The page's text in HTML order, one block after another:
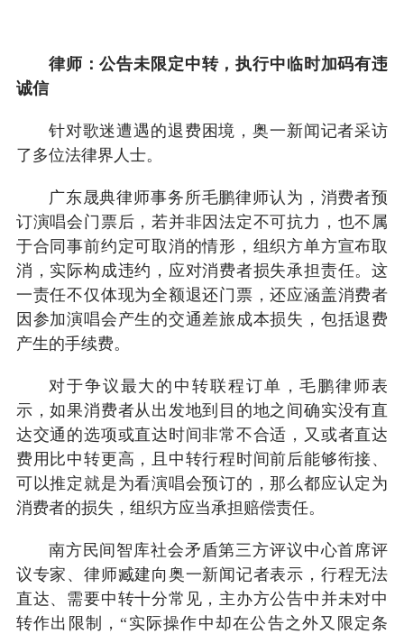
律师：公告未限定中转，执行中临时加码有违
诚信
针对歌迷遭遇的退费困境，奥一新闻记者采访
了多位法律界人士。
广东晟典律师事务所毛鹏律师认为，消费者预
订演唱会门票后，若并非因法定不可抗力，也不属
于合同事前约定可取消的情形，组织方单方宣布取
消，实际构成违约，应对消费者损失承担责任。这
一责任不仅体现为全额退还门票，还应涵盖消费者
因参加演唱会产生的交通差旅成本损失，包括退费
产生的手续费。
对于争议最大的中转联程订单，毛鹏律师表
示，如果消费者从出发地到目的地之间确实没有直
达交通的选项或直达时间非常不合适，又或者直达
费用比中转更高，且中转行程时间前后能够衔接、
可以推定就是为看演唱会预订的，那么都应认定为
消费者的损失，组织方应当承担赔偿责任。
南方民间智库社会矛盾第三方评议中心首席评
议专家、律师臧建向奥一新闻记者表示，行程无法
直达、需要中转十分常见，主办方公告中并未对中
转作出限制，“实际操作中却在公告之外又限定条